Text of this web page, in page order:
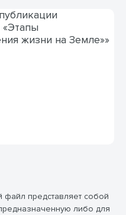
представляет собой
либо для